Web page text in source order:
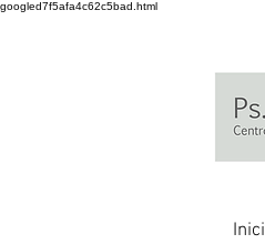
googled7f5afa4c62c5bad.html